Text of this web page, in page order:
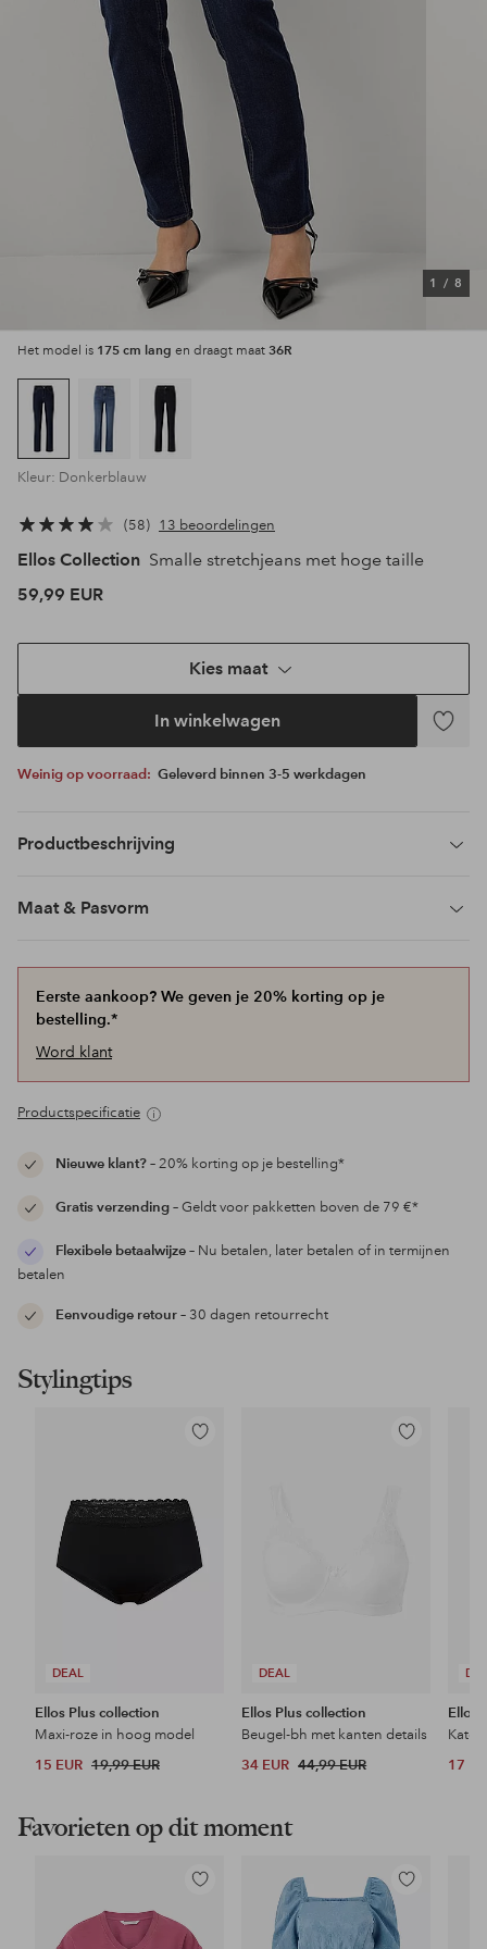
1 / 8
Het model is 175 cm lang en draagt maat 36R
Kleur: Donkerblauw
58 13 beoordelingen
Ellos Collection Smalle stretchjeans met hoge taille
59,99 EUR
Kies maat
In winkelwagen
Weinig op voorraad: Geleverd binnen 3-5 werkdagen
Productbeschrijving
Maat & Pasvorm
Eerste aankoop? We geven je 20% korting op je
bestelling.*
Word klant
Productspecificatie
Nieuwe klant?– 20% korting op je bestelling*
Gratis verzending– Geldt voor pakketten boven de 79 €*
Flexibele betaalwijze– Nu betalen, later betalen of in termijnen
betalen
Eenvoudige retour– 30 dagen retourrecht
Stylingtips
DEAL
Toevoegen
Ellos Plus collection
Maxi-roze in hoog model
15 EUR 19,99 EUR
DEAL
Toevoegen
Ellos Plus collection
Beugel-bh met kanten details
34 EUR 44,99 EUR
Ellos
17
Favorieten op dit moment
Toevoegen
favorieten
Toevoegen
aan
favorieten